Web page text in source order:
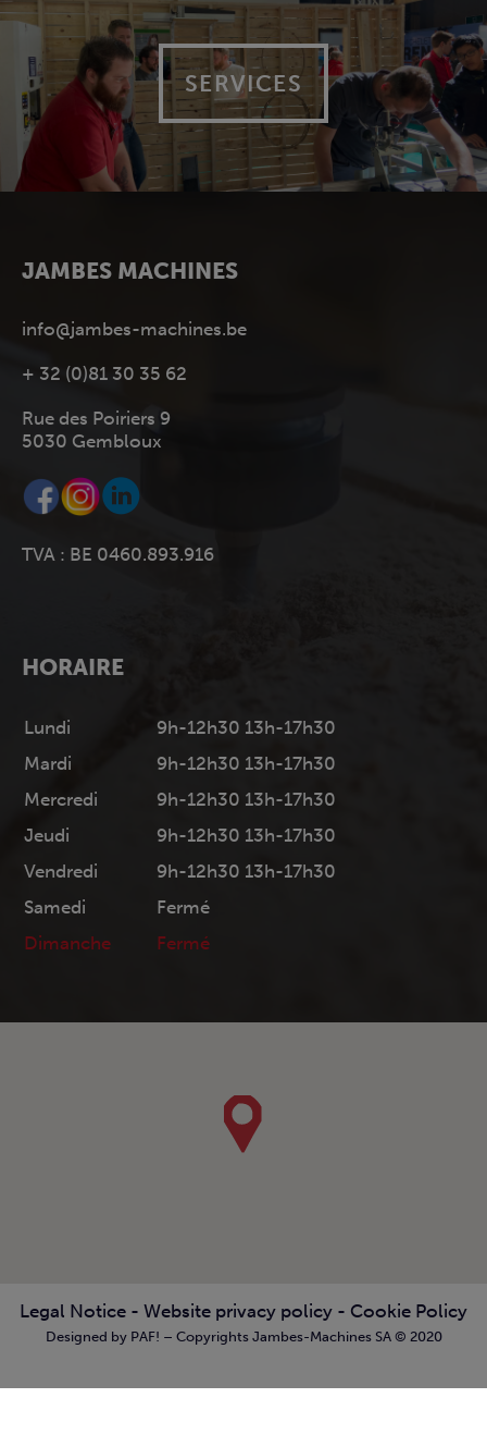
SERVICES
JAMBES MACHINES
info@jambes-machines.be
+ 32 (0)81 30 35 62
Rue des Poiriers 9
5030 Gembloux
TVA : BE 0460.893.916
HORAIRE
Lundi
9h-12h30 13h-17h30
Mardi
9h-12h30 13h-17h30
Mercredi
9h-12h30 13h-17h30
Jeudi
9h-12h30 13h-17h30
Vendredi
9h-12h30 13h-17h30
Samedi
Fermé
Dimanche
Fermé
Legal Notice - Website privacy policy - Cookie Policy
Designed by PAF! – Copyrights Jambes-Machines SA © 2020